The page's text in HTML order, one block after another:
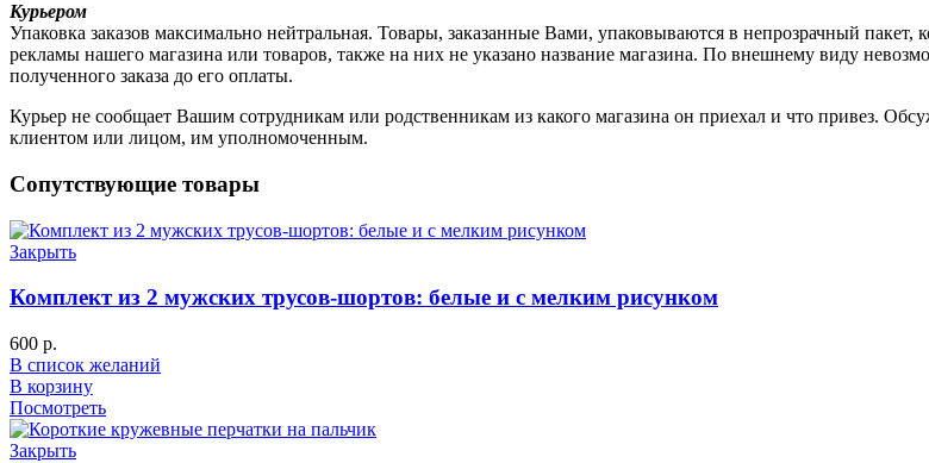
Курьером
Упаковка заказов максимально нейтральная. Товары, заказанные Вами, упаковываются в непрозрачный
рекламы нашего магазина или товаров, также на них не указано название магазина. По внешнему виду
полученного заказа до его оплаты.
Курьер не сообщает Вашим сотрудникам или родственникам из какого магазина он приехал и что привез.
клиентом или лицом, им уполномоченным.
Сопутствующие товары
Закрыть
Комплект из 2 мужских трусов-шортов: белые и с мелким рисунком
600 р.
В список желаний
В корзину
Посмотреть
Закрыть